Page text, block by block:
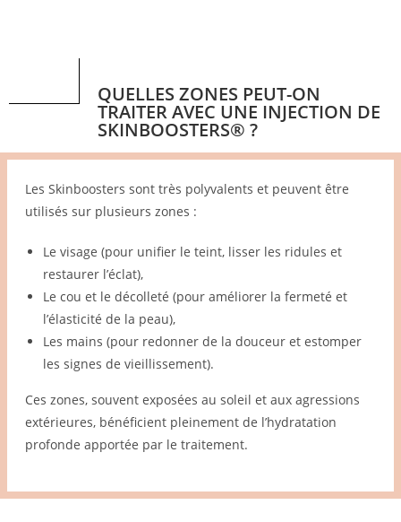
QUELLES ZONES PEUT-ON
TRAITER AVEC UNE INJECTION DE
SKINBOOSTERS® ?
Les Skinboosters sont très polyvalents et peuvent être
utilisés sur plusieurs zones :
Le visage (pour unifier le teint, lisser les ridules et
restaurer l’éclat),
Le cou et le décolleté (pour améliorer la fermeté et
l’élasticité de la peau),
Les mains (pour redonner de la douceur et estomper
les signes de vieillissement).
Ces zones, souvent exposées au soleil et aux agressions
extérieures, bénéficient pleinement de l’hydratation
profonde apportée par le traitement.